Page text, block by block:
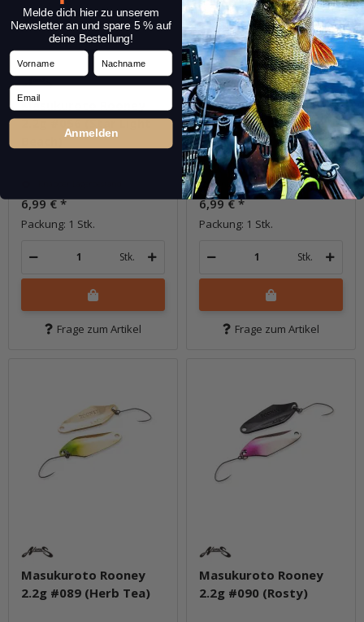
Masukuroto Rooney
2.2g #056 (Star Light
6,99 €*
Packung: 1 Stk.
Stk.
Frage zum Artikel
Masukuroto Rooney
2.2g #057 (Deep Blue)
Knapper Lagerbestand
6,99 €*
Packung: 1 Stk.
Stk.
Frage zum Artikel
Masukuroto Rooney
2.2g #089 (Herb Tea)
Masukuroto Rooney
2.2g #090 (Rosty)
Melde dich hier zu unserem
Newsletter an und spare 5 % auf
deine Bestellung!
Vorname Nachname
Email
Anmelden